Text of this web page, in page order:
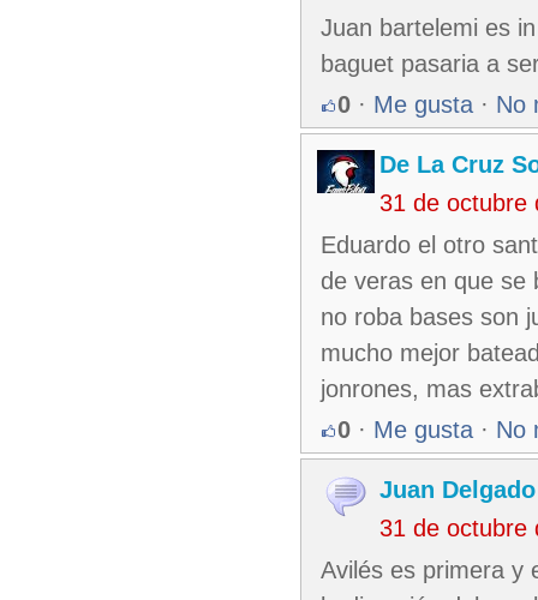
Juan bartelemi es
baguet pasaria a
0 · Me gusta · No
De La Cruz
31 de octubre
Eduardo el otro
de veras en que se
no roba bases son
mucho mejor
jonrones, mas
0 · Me gusta · No
Juan Delgado
31 de octubre
Avilés es primera y